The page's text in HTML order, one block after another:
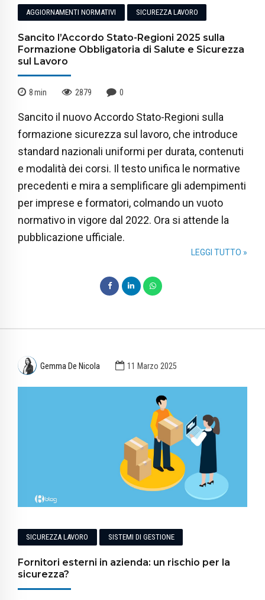
AGGIORNAMENTI NORMATIVI SICUREZZA LAVORO
Sancito l’Accordo Stato-Regioni 2025 sulla
Formazione Obbligatoria di Salute e Sicurezza
sul Lavoro
8min 2879 0
Sancito il nuovo Accordo Stato-Regioni sulla
formazione sicurezza sul lavoro, che introduce
standard nazionali uniformi per durata, contenuti
e modalità dei corsi. Il testo unifica le normative
precedenti e mira a semplificare gli adempimenti
per imprese e formatori, colmando un vuoto
normativo in vigore dal 2022. Ora si attende la
pubblicazione ufficiale.
LEGGI TUTTO »
Gemma De Nicola 11 Marzo 2025
SICUREZZA LAVORO SISTEMI DI GESTIONE
Fornitori esterni in azienda: un rischio per la
sicurezza?